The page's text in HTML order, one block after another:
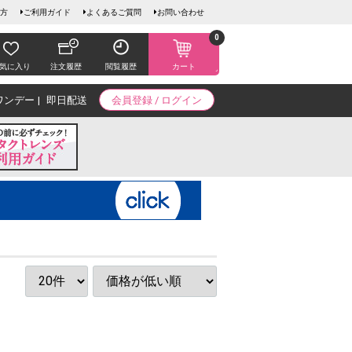
ご利用ガイド よくあるご質問 お問い合わせ
に入り 注文履歴 閲覧履歴 カート
0
会員登録 / ログイン
ンデー 即日配送